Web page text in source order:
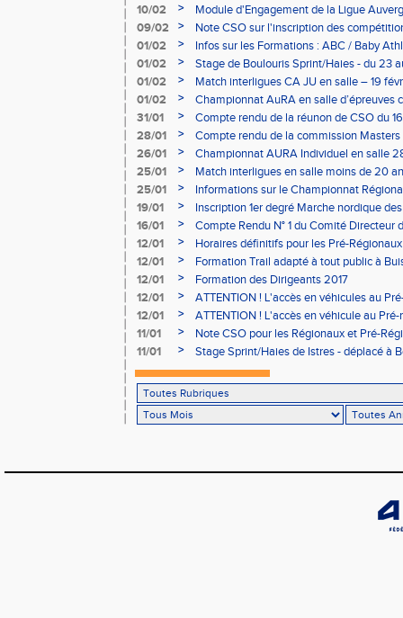
10/02 >
Module d'Engagement de la Ligue
09/02
>
Note CSO sur l'inscription des
01/02
>
Infos sur les Formations : ABC / Baby
01/02
>
Stage de Boulouris Sprint/Haies - du 23
01/02
>
Match interligues CA JU en salle – 19
01/02
>
Championnat AuRA en salle d’épreuves
- le 12 février
31/01 >
Compte rendu de la réunon de CSO du
28/01
>
Compte rendu de la commission
à Bourgoin
26/01 >
Championnat AURA Individuel en salle
25/01
>
Match interligues en salle moins de 20
25/01
>
Informations sur le Championnat
05/02
19/01 >
Inscription 1er degré Marche nordique
03/02 (sous condition)
16/01 >
Compte Rendu N° 1 du Comité Directeur
12/01
>
Horaires définitifs pour les Pré-
Aubière
12/01 >
Formation Trail adapté à tout public à
12/01
>
Formation des Dirigeants 2017
12/01
>
ATTENTION ! L'accès en véhicules au
Bains sera réglementé
12/01 >
ATTENTION ! L'accès en véhicule au
Bains sera réglementé
11/01 >
Note CSO pour les Régionaux et Pré-
11/01
> Stage Sprint/Haies de Istres - déplacé à